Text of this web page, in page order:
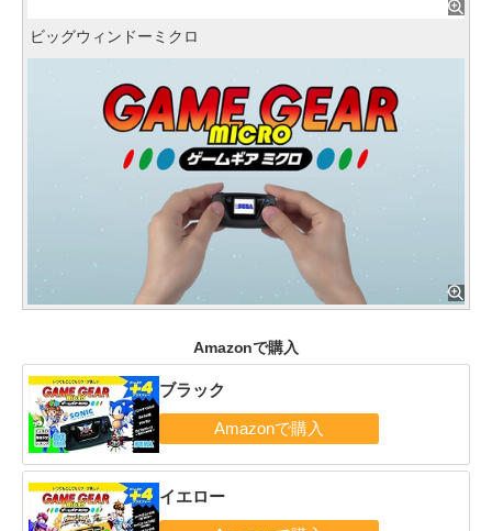
ビッグウィンドーミクロ
Amazonで購入
ブラック
イエロー